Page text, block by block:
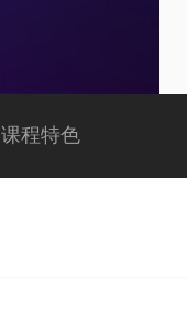
课程特色